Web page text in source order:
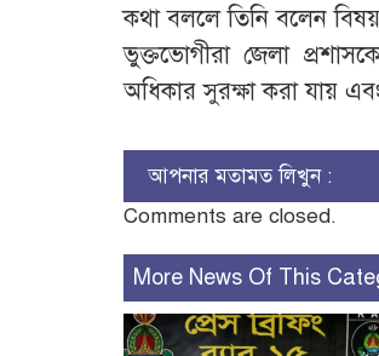
কথা বললে তিনি বলেন
ভুক্তভোগীরা জেলা
অধিকার সুরক্ষা করা যায়
আপনার মতামত লিখুন :
Comments are closed.
More News Of This